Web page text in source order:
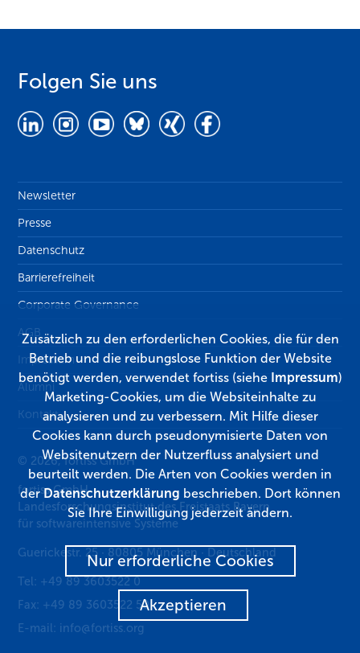
Folgen Sie uns
Newsletter
Presse
Datenschutz
Barrierefreiheit
Corporate Governance
AGB
Impressum
Alumni
Kontakt
© 2026, fortiss GmbH
fortiss GmbH
Landesforschungsinstitut des Freistaats Bayern
für softwareintensive Systeme
Guerickestr. 25 · 80805 München · Deutschland
Tel: +49 89 3603522 0
Fax: +49 89 3603522 50
E-mail: info@fortiss.org
Zusätzlich zu den erforderlichen Cookies, die für den
Betrieb und die reibungslose Funktion der Website
benötigt werden, verwendet fortiss (siehe Impressum)
Marketing-Cookies, um die Websiteinhalte zu
analysieren und zu verbessern. Mit Hilfe dieser
Cookies kann durch pseudonymisierte Daten von
Websitenutzern der Nutzerfluss analysiert und
beurteilt werden. Die Arten von Cookies werden in
derDatenschutzerklärung beschrieben. Dort können
Sie Ihre Einwilligung jederzeit ändern.
Nur erforderliche Cookies
Akzeptieren